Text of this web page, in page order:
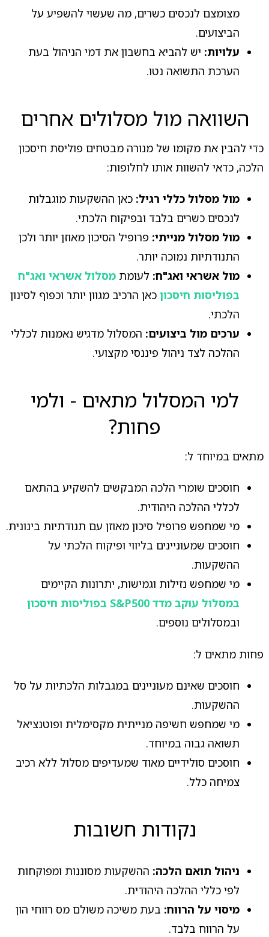
מצומצם לנכסים כשרים, מה שעשוי להשפיע על
הביצועים.
עלויות: יש להביא בחשבון את דמי הניהול בעת
הערכת התשואה נטו.
השוואה מול מסלולים אחרים
כדי להבין את מקומו של מנורה מבטחים פוליסת חיסכון
הלכה, כדאי להשוות אותו לחלופות:
מול מסלול כללי רגיל: כאן ההשקעות מוגבלות
לנכסים כשרים בלבד ובפיקוח הלכתי.
מול מסלול מנייתי: פרופיל הסיכון מאוזן יותר ולכן
התנודתיות נמוכה יותר.
מול אשראי ואג"ח: לעומת מסלול אשראי ואג"ח
בפוליסות חיסכוןכאן הרכיב מגוון יותר וכפוף לסינון
הלכתי.
ערכים מול ביצועים: המסלול מדגיש נאמנות לכללי
ההלכה לצד ניהול פיננסי מקצועי.
למי המסלול מתאים - ולמי
פחות?
מתאים במיוחד ל:
חוסכים שומרי הלכה המבקשים להשקיע בהתאם
לכללי ההלכה היהודית.
מי שמחפש פרופיל סיכון מאוזן עם תנודתיות בינונית.
חוסכים שמעוניינים בליווי ופיקוח הלכתי על
ההשקעות.
מי שמחפש נזילות וגמישות, יתרונות הקיימים
במסלול עוקב מדד S&P500 בפוליסות חיסכון
ובמסלולים נוספים.
פחות מתאים ל:
חוסכים שאינם מעוניינים במגבלות הלכתיות על סל
ההשקעות.
מי שמחפש חשיפה מנייתית מקסימלית ופוטנציאל
תשואה גבוה במיוחד.
חוסכים סולידיים מאוד שמעדיפים מסלול ללא רכיב
צמיחה כלל.
נקודות חשובות
ניהול תואם הלכה: ההשקעות מסוננות ומפוקחות
לפי כללי ההלכה היהודית.
מיסוי על הרווח: בעת משיכה משולם מס רווחי הון
על הרווח בלבד.